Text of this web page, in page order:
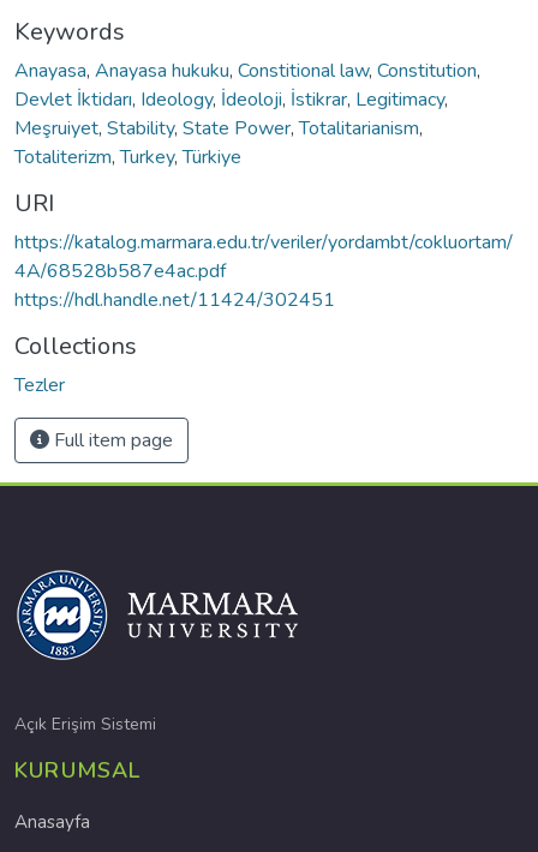
Keywords
Anayasa, Anayasa hukuku, Constitional law, Constitution,
Devlet İktidarı, Ideology, İdeoloji, İstikrar, Legitimacy,
Meşruiyet, Stability, State Power,Totalitarianism,
Totaliterizm,Turkey,Türkiye
URI
https://katalog.marmara.edu.tr/veriler/yordambt/cokluortam/
4A/68528b587e4ac.pdf
https://hdl.handle.net/11424/302451
Collections
Tezler
Full item page
Açık Erişim Sistemi
KURUMSAL
Anasayfa